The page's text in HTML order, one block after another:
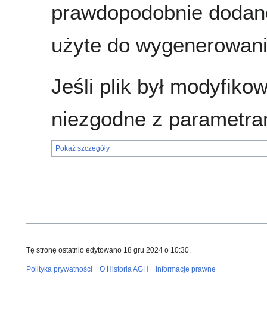
prawdopodobnie
użyte do
Jeśli plik był
niezgodne z
Pokaż szczegóły
Tę stronę ostatnio edytowano 18 gru 2024 o 10:30.
Polityka prywatności O Historia AGH Informacje prawne